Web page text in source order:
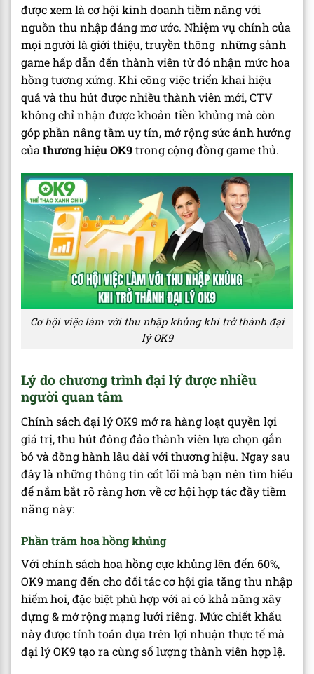
được xem là cơ hội kinh doanh tiềm năng với
nguồn thu nhập đáng mơ ước. Nhiệm vụ chính của
mọi người là giới thiệu, truyền thông những sảnh
game hấp dẫn đến thành viên từ đó nhận mức hoa
hồng tương xứng. Khi công việc triển khai hiệu
quả và thu hút được nhiều thành viên mới, CTV
không chỉ nhận được khoản tiền khủng mà còn
góp phần nâng tầm uy tín, mở rộng sức ảnh hưởng
của thương hiệu OK9trong cộng đồng game thủ.
Cơ hội việc làm với thu nhập khủng khi trở thành đại
lý OK9
Lý do chương trình đại lý được nhiều
người quan tâm
Chính sách đại lý OK9 mở ra hàng loạt quyền lợi
giá trị, thu hút đông đảo thành viên lựa chọn gắn
bó và đồng hành lâu dài với thương hiệu. Ngay sau
đây là những thông tin cốt lõi mà bạn nên tìm hiểu
để nắm bắt rõ ràng hơn về cơ hội hợp tác đầy tiềm
năng này:
Phần trăm hoa hồng khủng
Với chính sách hoa hồng cực khủng lên đến 60%,
OK9 mang đến cho đối tác cơ hội gia tăng thu nhập
hiếm hoi, đặc biệt phù hợp với ai có khả năng xây
dựng & mở rộng mạng lưới riêng. Mức chiết khấu
này được tính toán dựa trên lợi nhuận thực tế mà
đại lý OK9 tạo ra cùng số lượng thành viên hợp lệ.